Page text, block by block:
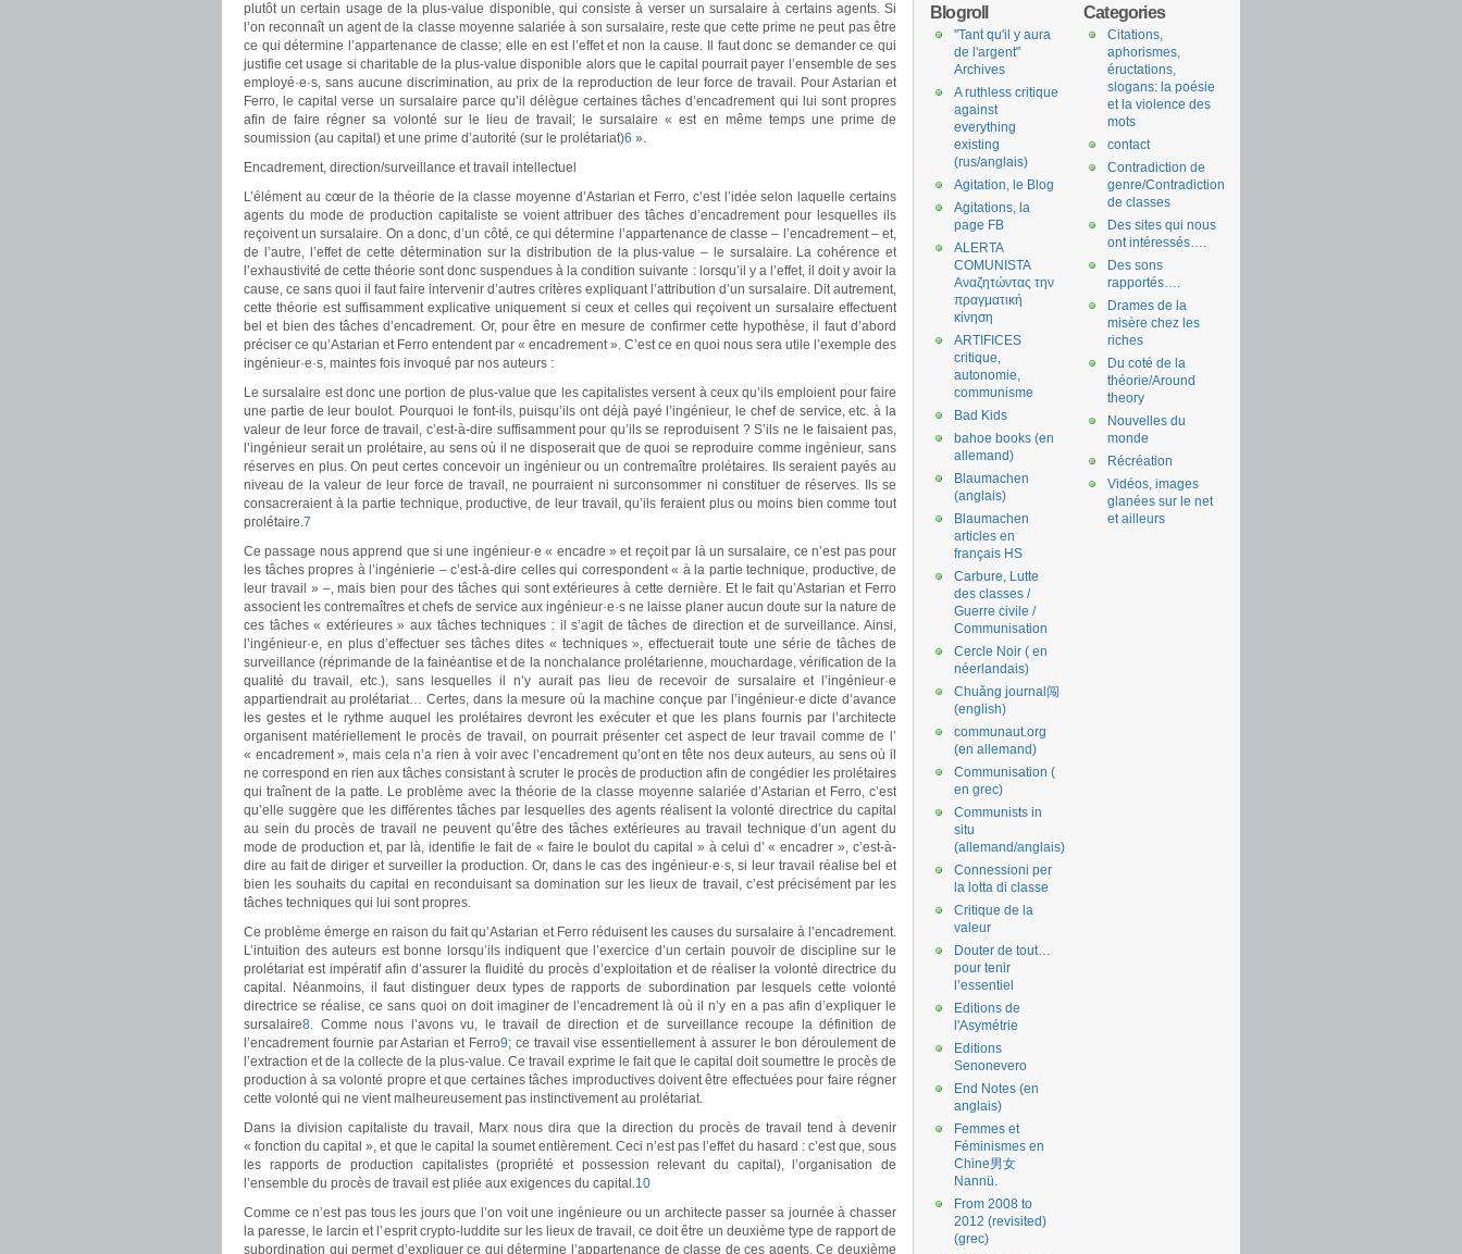
plutôt un certain usage de la plus-value disponible, qui consiste à verser un sursalaire à certains agents. Si
l’on reconnaît un agent de la classe moyenne salariée à son sursalaire, reste que cette prime ne peut pas être
ce qui détermine l’appartenance de classe; elle en est l’effet et non la cause. Il faut donc se demander ce qui
justifie cet usage si charitable de la plus-value disponible alors que le capital pourrait payer l’ensemble de ses
employé·e·s, sans aucune discrimination, au prix de la reproduction de leur force de travail. Pour Astarian et
Ferro, le capital verse un sursalaire parce qu’il délègue certaines tâches d’encadrement qui lui sont propres
afin de faire régner sa volonté sur le lieu de travail; le sursalaire « est en même temps une prime de
soumission (au capital) et une prime d’autorité (sur le prolétariat)6 ».
Encadrement, direction/surveillance et travail intellectuel
L’élément au cœur de la théorie de la classe moyenne d’Astarian et Ferro, c’est l’idée selon laquelle certains
agents du mode de production capitaliste se voient attribuer des tâches d’encadrement pour lesquelles ils
reçoivent un sursalaire. On a donc, d’un côté, ce qui détermine l’appartenance de classe – l’encadrement – et,
de l’autre, l’effet de cette détermination sur la distribution de la plus-value – le sursalaire. La cohérence et
l’exhaustivité de cette théorie sont donc suspendues à la condition suivante : lorsqu’il y a l’effet, il doit y avoir la
cause, ce sans quoi il faut faire intervenir d’autres critères expliquant l’attribution d’un sursalaire. Dit autrement,
cette théorie est suffisamment explicative uniquement si ceux et celles qui reçoivent un sursalaire effectuent
bel et bien des tâches d’encadrement. Or, pour être en mesure de confirmer cette hypothèse, il faut d’abord
préciser ce qu’Astarian et Ferro entendent par « encadrement ». C’est ce en quoi nous sera utile l’exemple des
ingénieur·e·s, maintes fois invoqué par nos auteurs :
Le sursalaire est donc une portion de plus-value que les capitalistes versent à ceux qu’ils emploient pour faire
une partie de leur boulot. Pourquoi le font-ils, puisqu’ils ont déjà payé l’ingénieur, le chef de service, etc. à la
valeur de leur force de travail, c’est-à-dire suffisamment pour qu’ils se reproduisent ? S’ils ne le faisaient pas,
l’ingénieur serait un prolétaire, au sens où il ne disposerait que de quoi se reproduire comme ingénieur, sans
réserves en plus. On peut certes concevoir un ingénieur ou un contremaître prolétaires. Ils seraient payés au
niveau de la valeur de leur force de travail, ne pourraient ni surconsommer ni constituer de réserves. Ils se
consacreraient à la partie technique, productive, de leur travail, qu’ils feraient plus ou moins bien comme tout
prolétaire.7
Ce passage nous apprend que si une ingénieur·e « encadre » et reçoit par là un sursalaire, ce n’est pas pour
les tâches propres à l’ingénierie – c’est-à-dire celles qui correspondent « à la partie technique, productive, de
leur travail » –, mais bien pour des tâches qui sont extérieures à cette dernière. Et le fait qu’Astarian et Ferro
associent les contremaîtres et chefs de service aux ingénieur·e·s ne laisse planer aucun doute sur la nature de
ces tâches « extérieures » aux tâches techniques : il s’agit de tâches de direction et de surveillance. Ainsi,
l’ingénieur·e, en plus d’effectuer ses tâches dites « techniques », effectuerait toute une série de tâches de
surveillance (réprimande de la fainéantise et de la nonchalance prolétarienne, mouchardage, vérification de la
qualité du travail, etc.), sans lesquelles il n’y aurait pas lieu de recevoir de sursalaire et l’ingénieur·e
appartiendrait au prolétariat… Certes, dans la mesure où la machine conçue par l’ingénieur·e dicte d’avance
les gestes et le rythme auquel les prolétaires devront les exécuter et que les plans fournis par l’architecte
organisent matériellement le procès de travail, on pourrait présenter cet aspect de leur travail comme de l’
« encadrement », mais cela n’a rien à voir avec l’encadrement qu’ont en tête nos deux auteurs, au sens où il
ne correspond en rien aux tâches consistant à scruter le procès de production afin de congédier les prolétaires
qui traînent de la patte. Le problème avec la théorie de la classe moyenne salariée d’Astarian et Ferro, c’est
qu’elle suggère que les différentes tâches par lesquelles des agents réalisent la volonté directrice du capital
au sein du procès de travail ne peuvent qu’être des tâches extérieures au travail technique d’un agent du
mode de production et, par là, identifie le fait de « faire le boulot du capital » à celui d’ « encadrer », c’est-à-
dire au fait de diriger et surveiller la production. Or, dans le cas des ingénieur·e·s, si leur travail réalise bel et
bien les souhaits du capital en reconduisant sa domination sur les lieux de travail, c’est précisément par les
tâches techniques qui lui sont propres.
Ce problème émerge en raison du fait qu’Astarian et Ferro réduisent les causes du sursalaire à l’encadrement.
L’intuition des auteurs est bonne lorsqu’ils indiquent que l’exercice d’un certain pouvoir de discipline sur le
prolétariat est impératif afin d’assurer la fluidité du procès d’exploitation et de réaliser la volonté directrice du
capital. Néanmoins, il faut distinguer deux types de rapports de subordination par lesquels cette volonté
directrice se réalise, ce sans quoi on doit imaginer de l’encadrement là où il n’y en a pas afin d’expliquer le
sursalaire8. Comme nous l’avons vu, le travail de direction et de surveillance recoupe la définition de
l’encadrement fournie par Astarian et Ferro9; ce travail vise essentiellement à assurer le bon déroulement de
l’extraction et de la collecte de la plus-value. Ce travail exprime le fait que le capital doit soumettre le procès de
production à sa volonté propre et que certaines tâches improductives doivent être effectuées pour faire régner
cette volonté qui ne vient malheureusement pas instinctivement au prolétariat.
Dans la division capitaliste du travail, Marx nous dira que la direction du procès de travail tend à devenir
« fonction du capital », et que le capital la soumet entièrement. Ceci n’est pas l’effet du hasard : c’est que, sous
les rapports de production capitalistes (propriété et possession relevant du capital), l’organisation de
l’ensemble du procès de travail est pliée aux exigences du capital.10
Comme ce n’est pas tous les jours que l’on voit une ingénieure ou un architecte passer sa journée à chasser
la paresse, le larcin et l’esprit crypto-luddite sur les lieux de travail, ce doit être un deuxième type de rapport de
subordination qui permet d’expliquer ce qui détermine l’appartenance de classe de ces agents. Ce deuxième
Categories
Citations,
aphorismes,
éructations,
slogans: la poésie
et la violence des
mots
contact
Contradiction de
genre/Contradiction
de classes
Des sites qui nous
ont intéressés….
Des sons
rapportés….
Drames de la
misère chez les
riches
Du coté de la
théorie/Around
theory
Nouvelles du
monde
Récréation
Vidéos, images
glanées sur le net
et ailleurs
Blogroll
"Tant qu'il y aura
de l'argent"
Archives
A ruthless critique
against
everything
existing
(rus/anglais)
Agitation, le Blog
Agitations, la
page FB
ALERTA
COMUNISTA
Αναζητώντας την
πραγματική
κίνηση
ARTIFICES
critique,
autonomie,
communisme
Bad Kids
bahoe books (en
allemand)
Blaumachen
(anglais)
Blaumachen
articles en
français HS
Carbure, Lutte
des classes /
Guerre civile /
Communisation
Cercle Noir ( en
néerlandais)
Chuǎng journal闯
(english)
communaut.org
(en allemand)
Communisation (
en grec)
Communists in
situ
(allemand/anglais)
Connessioni per
la lotta di classe
Critique de la
valeur
Douter de tout…
pour tenir
l’essentiel
Editions de
l'Asymétrie
Editions
Senonevero
End Notes (en
anglais)
Femmes et
Féminismes en
Chine男女
Nannü.
From 2008 to
2012 (revisited)
(grec)